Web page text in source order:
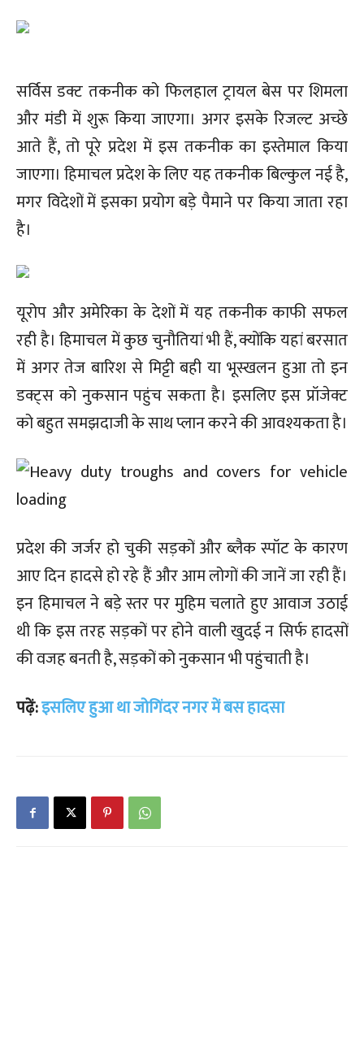
सर्विस डक्ट तकनीक को फिलहाल ट्रायल बेस पर शिमला
और मंडी में शुरू किया जाएगा। अगर इसके रिजल्ट अच्छे
आते हैं, तो पूरे प्रदेश में इस तकनीक का इस्तेमाल किया
जाएगा। हिमाचल प्रदेश के लिए यह तकनीक बिल्कुल नई है,
मगर विदेशों में इसका प्रयोग बड़े पैमाने पर किया जाता रहा
है।
यूरोप और अमेरिका के देशों में यह तकनीक काफी सफल
रही है। हिमाचल में कुछ चुनौतियां भी हैं, क्योंकि यहां बरसात
में अगर तेज बारिश से मिट्टी बही या भूस्खलन हुआ तो इन
डक्ट्स को नुकसान पहुंच सकता है। इसलिए इस प्रॉजेक्ट
को बहुत समझदाजी के साथ प्लान करने की आवश्यकता है।
प्रदेश की जर्जर हो चुकी सड़कों और ब्लैक स्पॉट के कारण
आए दिन हादसे हो रहे हैं और आम लोगों की जानें जा रही हैं।
इन हिमाचल ने बड़े स्तर पर मुहिम चलाते हुए आवाज उठाई
थी कि इस तरह सड़कों पर होने वाली खुदई न सिर्फ हादसों
की वजह बनती है, सड़कों को नुकसान भी पहुंचाती है।
पढ़ें:इसलिए हुआ था जोगिंदर नगर में बस हादसा